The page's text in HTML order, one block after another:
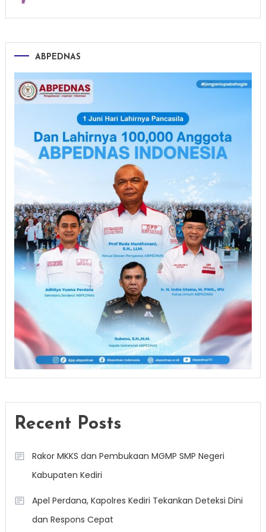
ABPEDNAS
Recent Posts
Rakor MKKS dan Pembukaan MGMP SMP Negeri
Kabupaten Kediri
Apel Perdana, Kapolres Kediri Tekankan Deteksi Dini
dan Respons Cepat